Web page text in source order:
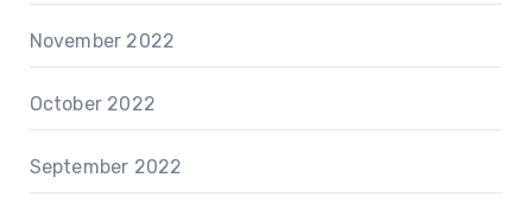
November 2022
October 2022
September 2022